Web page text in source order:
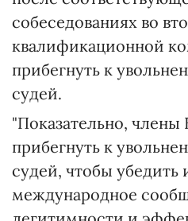
собеседованиях во
квалификационной
прибегнуть к
судей.
"Показательно,
прибегнуть к
судей, чтобы убедить
международное